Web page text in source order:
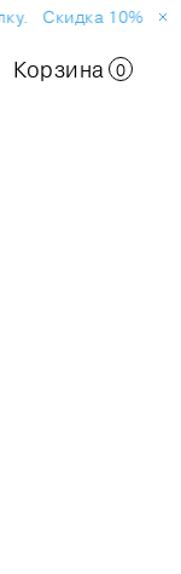
Скидка 10% на
Корзина 0